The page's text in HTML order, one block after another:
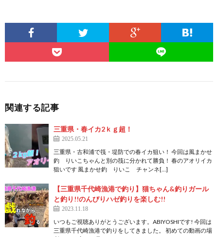
関連する記事
三重県・春イカ2ｋｇ超！
2025.05.21
三重県・古和浦で筏・堤防での春イカ狙い！ 今回は風まかせ
釣 りいこちゃんと別の筏に分かれて勝負！ 春のアオリイカ
狙いです 風まかせ釣 りいこ チャンネ[…]
【三重県千代崎漁港で釣り】猫ちゃん&釣りガール
と釣り!!のんびりハゼ釣りを楽しむ!!
2023.11.18
いつもご視聴ありがとうございます。ABIYOSHIです! 今回は
三重県千代崎漁港で釣りをしてきました。 初めての動画の場